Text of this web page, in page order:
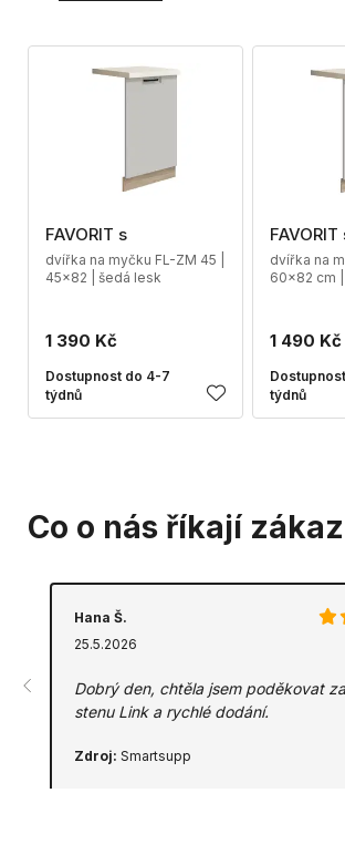
FAVORIT s
dvířka na myčku FL-ZM 45 |
45x82 | šedá lesk
1 390 Kč
Dostupnost do 4-7
týdnů
FAVORIT
dvířka na
60x82 cm
1 490 Kč
týdnů
Co o nás říkají
Hana Š.
25.5.2026
Dobrý den, chtěla jsem poděkovat
stenu Link a rychlé dodání.
Zdroj: Smartsupp